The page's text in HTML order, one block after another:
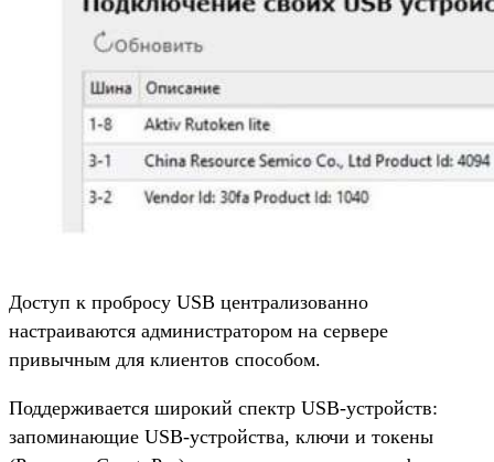
Доступ к пробросу USB централизованно
настраиваются администратором на сервере
привычным для клиентов способом.
Поддерживается широкий спектр USB-устройств:
запоминающие USB-устройства, ключи и токены